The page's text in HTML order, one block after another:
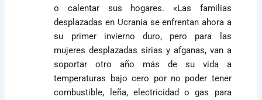
o calentar sus hogares. «Las familias
desplazadas en Ucrania se enfrentan ahora a
su primer invierno duro, pero para las
mujeres desplazadas sirias y afganas, van a
soportar otro año más de su vida a
temperaturas bajo cero por no poder tener
combustible, leña, electricidad o gas para